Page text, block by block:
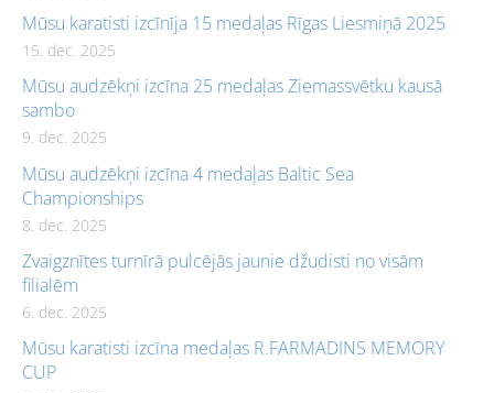
Mūsu karatisti izcīnīja 15 medaļas Rīgas Liesmiņā 2025
15. dec. 2025
Mūsu audzēkņi izcīna 25 medaļas Ziemassvētku kausā
sambo
9. dec. 2025
Mūsu audzēkņi izcīna 4 medaļas Baltic Sea
Championships
8. dec. 2025
Zvaigznītes turnīrā pulcējās jaunie džudisti no visām
filialēm
6. dec. 2025
Mūsu karatisti izcīna medaļas R.FARMADINS MEMORY
CUP